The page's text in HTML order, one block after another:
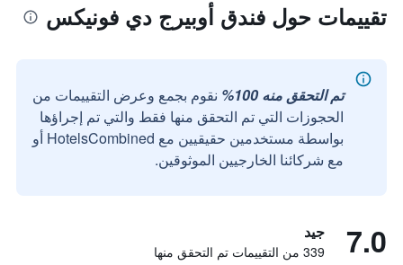
تقييمات حول فندق أوبيرج دي فونيكس
تم التحقق منه 100%
نقوم بجمع وعرض التقييمات من
الحجوزات التي تم التحقق منها فقط والتي تم إجراؤها
بواسطة مستخدمين حقيقيين مع HotelsCombined أو
مع شركائنا الخارجيين الموثوقين.
7.0 جيد
339 من التقييمات تم التحقق منها